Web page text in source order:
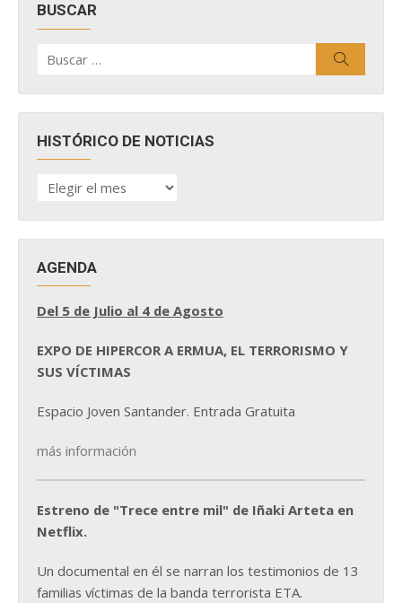
BUSCAR
por:
HISTÓRICO DE NOTICIAS
HISTÓRICO
DE
AGENDA
Del 5 de Julio al 4 de Agosto
EXPO DE HIPERCOR A ERMUA, EL TERRORISMO Y
SUS VÍCTIMAS
Espacio Joven Santander. Entrada Gratuita
más información
Estreno de "Trece entre mil" de Iñaki Arteta en
Netflix.
Un documental en él se narran los testimonios de 13
familias víctimas de la banda terrorista ETA.